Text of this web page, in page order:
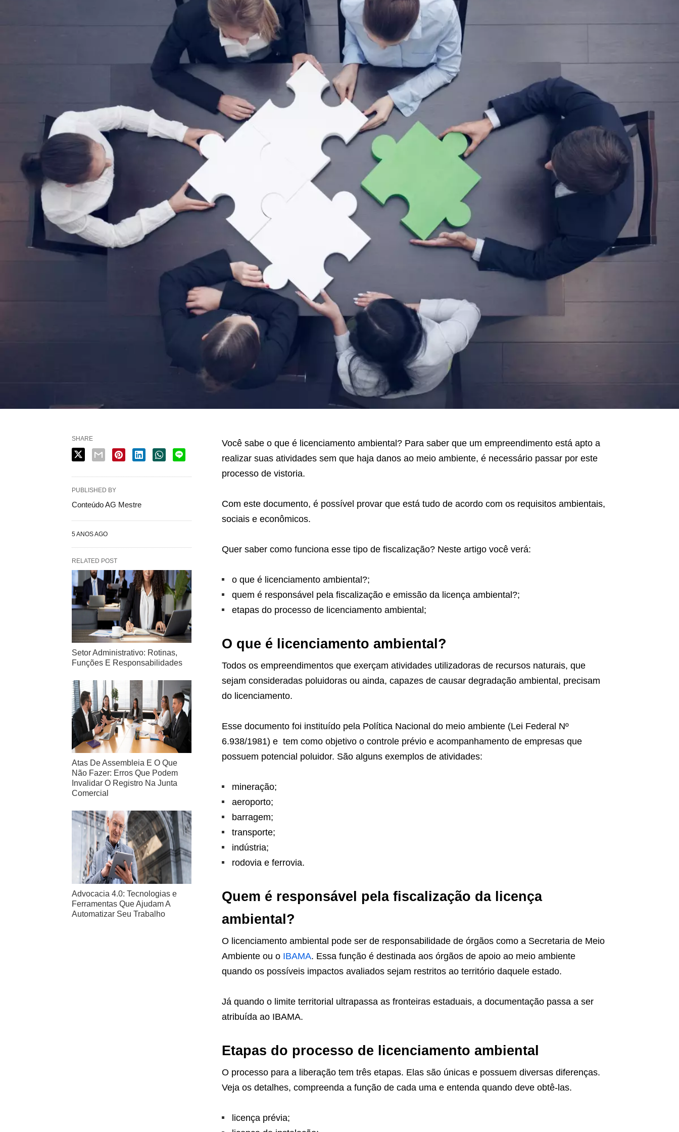
Você sabe o que é licenciamento ambiental? Para saber que um empreendimento está apto a
realizar suas atividades sem que haja danos ao meio ambiente, é necessário passar por este
processo de vistoria.
Com este documento, é possível provar que está tudo de acordo com os requisitos ambientais,
sociais e econômicos.
Quer saber como funciona esse tipo de fiscalização? Neste artigo você verá:
o que é licenciamento ambiental?;
quem é responsável pela fiscalização e emissão da licença ambiental?;
etapas do processo de licenciamento ambiental;
O que é licenciamento ambiental?
Todos os empreendimentos que exerçam atividades utilizadoras de recursos naturais, que
sejam consideradas poluidoras ou ainda, capazes de causar degradação ambiental, precisam
do licenciamento.
Esse documento foi instituído pela Política Nacional do meio ambiente (Lei Federal Nº
6.938/1981) e tem como objetivo o controle prévio e acompanhamento de empresas que
possuem potencial poluidor. São alguns exemplos de atividades:
mineração;
aeroporto;
barragem;
transporte;
indústria;
rodovia e ferrovia.
Quem é responsável pela fiscalização da licença
ambiental?
O licenciamento ambiental pode ser de responsabilidade de órgãos como a Secretaria de Meio
Ambiente ou o IBAMA. Essa função é destinada aos órgãos de apoio ao meio ambiente
quando os possíveis impactos avaliados sejam restritos ao território daquele estado.
Já quando o limite territorial ultrapassa as fronteiras estaduais, a documentação passa a ser
atribuída ao IBAMA.
Etapas do processo de licenciamento ambiental
O processo para a liberação tem três etapas. Elas são únicas e possuem diversas diferenças.
Veja os detalhes, compreenda a função de cada uma e entenda quando deve obtê-las.
licença prévia;
SHARE
PUBLISHED BY
Conteúdo AG Mestre
5 ANOS AGO
RELATED POST
Setor Administrativo: Rotinas,
Funções E Responsabilidades
Atas De Assembleia E O Que
Não Fazer: Erros Que Podem
Invalidar O Registro Na Junta
Comercial
Advocacia 4.0: Tecnologias e
Ferramentas Que Ajudam A
Automatizar Seu Trabalho